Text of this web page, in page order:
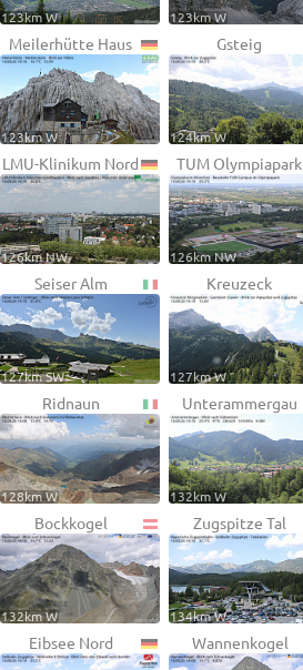
123km W 123km W
Meilerhütte Haus
123km W
Gsteig
124km W
LMU-Klinikum Nord
126km NW
TUM Olympiapark
126km NW
Seiser Alm
127km SW
Kreuzeck
127km W
Ridnaun
128km W
Unterammergau
132km W
Bockkogel
132km W
Zugspitze Tal
134km W
Eibsee Nord Wannenkogel